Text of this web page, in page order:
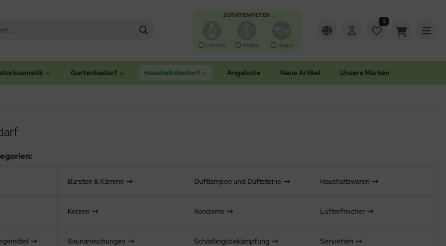
ZUTATENFILTER
Lactose Gluten Vegan
1
Gartenbedarf Haushaltsbedarf Angebote Neue Artikel Unsere Marken
Bürsten & Kämme Duftlampen und Duftsteine Haushaltswaren
Kerzen Kondome Lufterfrischer
Saunamischungen Schädlingsbekämpfung Servietten